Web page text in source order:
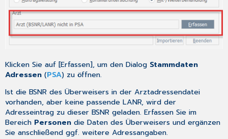
Klicken Sie auf [Erfassen], um den Dialog Stammdaten
Adressen (PSA) zu öffnen.
Ist die BSNR des Überweisers in der Arztadressendatei
vorhanden, aber keine passende LANR, wird der
Adresseintrag zu dieser BSNR geladen. Erfassen Sie im
Bereich Personen die Daten des Überweisers und ergänzen
Sie anschließend ggf. weitere Adressangaben.